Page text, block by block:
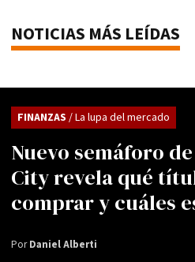
NOTICIAS MÁS LEÍDAS
Nuevo semáforo
City revela qué
comprar y cuáles
FINANZAS / La lupa del mercado
PorDaniel Alberti